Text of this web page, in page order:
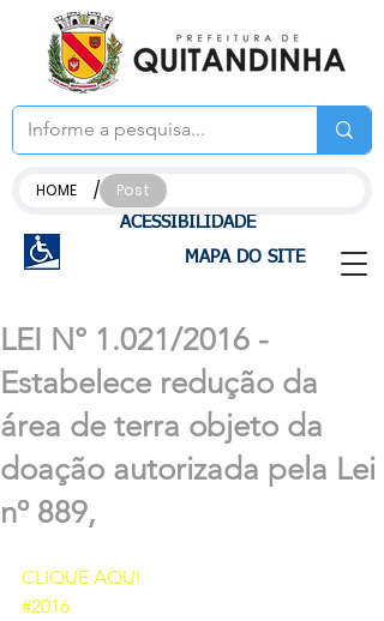
ACESSIBILIDADE
MAPA DO SITE
HOME / Post
LEI N° 1.021/2016 -
Estabelece redução da
área de terra objeto da
doação autorizada pela Lei
nº 889,
CLIQUE AQUI
#2016